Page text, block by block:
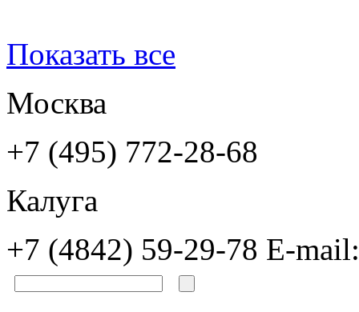
Показать все
Москва
+7 (495) 772-28-68
Калуга
+7 (4842) 59-29-78 E-